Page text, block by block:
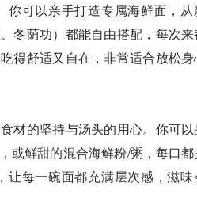
可以亲手打造专属海鲜面，从
冬荫功）都能自由搭配，每次
得舒适又自在，非常适合放松
材的坚持与汤头的用心。你可
或鲜甜的混合海鲜粉/粥，每口
让每一碗面都充满层次感，滋味